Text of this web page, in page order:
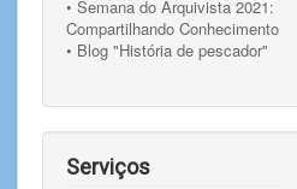
• Semana do Arquivista 2021:
Compartilhando Conhecimento
• Blog "História de pescador"
Serviços